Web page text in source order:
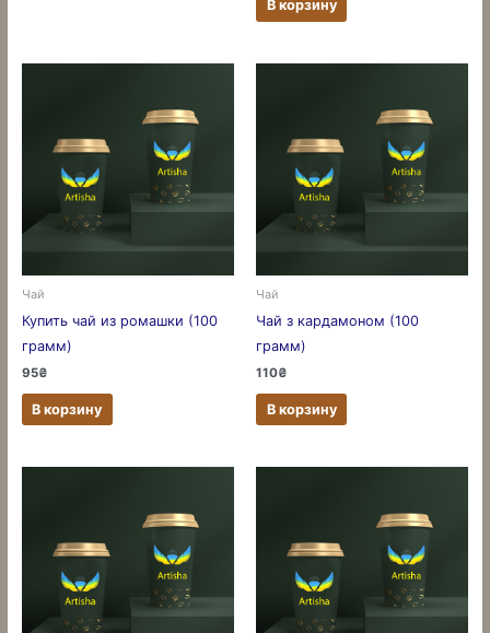
В корзину
Чай
Купить чай из ромашки (100
грамм)
95₴
В корзину
Чай
Чай з кардамоном (100
грамм)
110₴
В корзину